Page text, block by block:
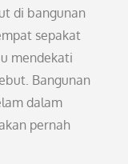
di bangunan
sepakat
mendekati
Bangunan
dalam
pernah